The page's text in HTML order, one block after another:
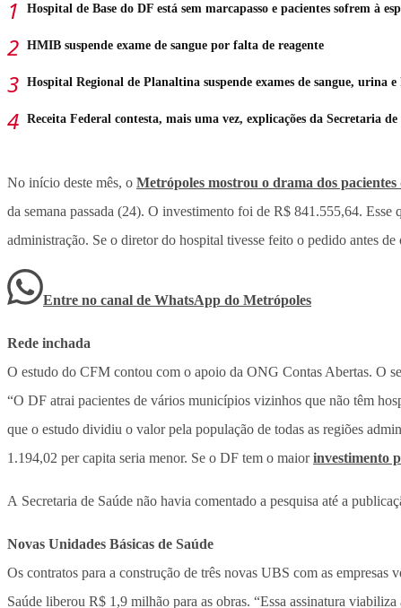
Hospital de Base do DF está sem marcapasso e pacientes sofrem à
HMIB suspende exame de sangue por falta de reagente
Hospital Regional de Planaltina suspende exames de sangue, urina
Receita Federal contesta, mais uma vez, explicações da Secretaria de
No início deste mês, o Metrópoles mostrou o drama dos
da semana passada (24). O investimento foi de R$ 841.555,64.
administração. Se o diretor do hospital tivesse feito o pedido antes
Entre no canal de WhatsApp do Metrópoles
Rede inchada
O estudo do CFM contou com o apoio da ONG Contas Abertas. O
“O DF atrai pacientes de vários municípios vizinhos que não têm
que o estudo dividiu o valor pela população de todas as regiões
1.194,02 per capita seria menor. Se o DF tem o maiorinvestimento
A Secretaria de Saúde não havia comentado a pesquisa até a
Novas Unidades Básicas de Saúde
Os contratos para a construção de três novas UBS com as
Saúde liberou R$ 1,9 milhão para as obras. “Essa assinatura